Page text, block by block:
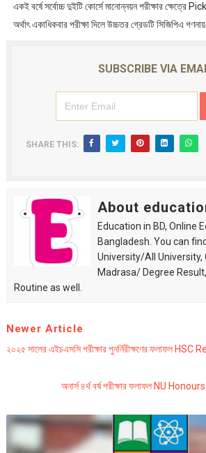
একই বর্ষে সর্বোচ্চ দুইটি কোর্সে মানোন্নয়ন পরীক্ষার ক্ষেত্রে
অর্থাৎ একাধিকবার পরীক্ষা দিলে উচ্চতর গ্রেডটি সিজিপিএ
SUBSCRIBE VIA
SHARE THIS:
About
Education in BD, Online
Bangladesh. You can
University/All University,
Madrasa/ Degree
Routine as well.
Newer Article
২০২৫ সালের এইচএসসি পরীক্ষার পুনর্নিরীক্ষণের ফলাফল
অনার্স ৪র্থ বর্ষ পরীক্ষার ফলাফল NU